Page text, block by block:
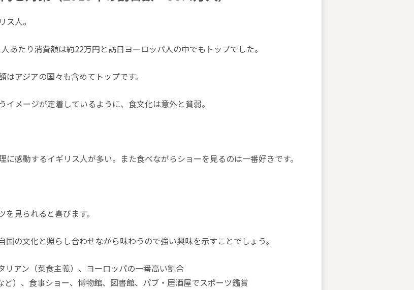
人。
あたり消費額は約22万円と訪日ヨーロッパ人の中でもトップでした。
アジアの国々も含めてトップです。
メージが定着しているように、食文化は意外と貧弱。
感動するイギリス人が多い。また食べながらショーを見るのは一番好きです。
見られると喜びます。
の文化と照らし合わせながら味わうので強い興味を示すことでしょう。
リアン（菜食主義）、ヨーロッパの一番高い割合
）、食事ショー、博物館、図書館、パブ・居酒屋でスポーツ鑑賞